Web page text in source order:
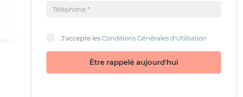
/
J'accepte lesConditions Générales d'Utilisation
Être rappelé aujourd'hui